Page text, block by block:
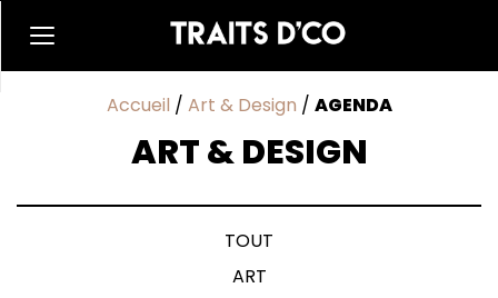
Accueil / Art & Design / AGENDA
ART & DESIGN
TOUT
ART